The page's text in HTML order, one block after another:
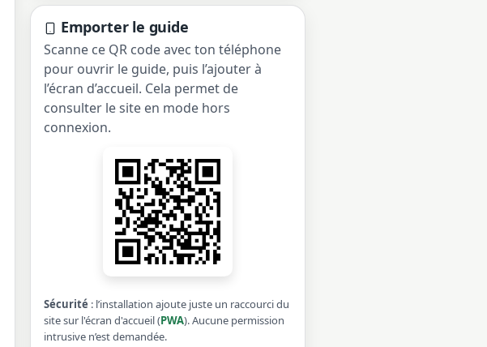
Emporter le guide
Scanne ce QR code avec ton téléphone
pour ouvrir le guide, puis l’ajouter à
l’écran d’accueil. Cela permet de
consulter le site en mode hors
connexion.
Sécurité : l’installation ajoute juste un raccourci du
site sur l'écran d'accueil (PWA). Aucune permission
intrusive n’est demandée.